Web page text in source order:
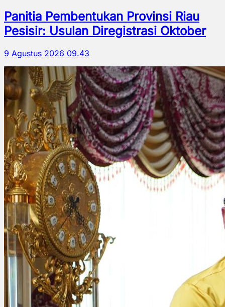
Panitia Pembentukan Provinsi Riau
Pesisir: Usulan Diregistrasi Oktober
9 Agustus 2026 09.43